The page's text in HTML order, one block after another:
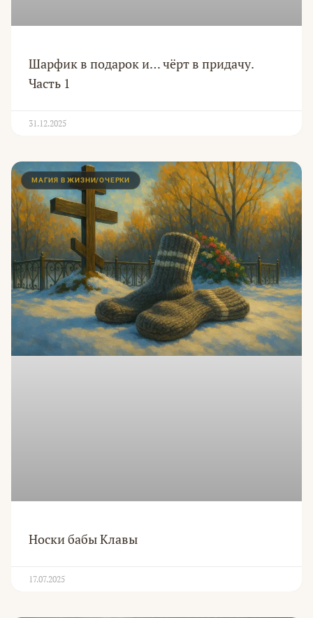
Шарфик в подарок и… чёрт в придачу.
Часть 1
31.12.2025
МАГИЯ В ЖИЗНИ/ОЧЕРКИ
Носки бабы Клавы
17.07.2025